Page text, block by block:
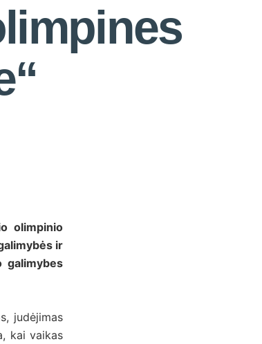
olimpinio
ir
galimybes
judėjimas
kai vaikas